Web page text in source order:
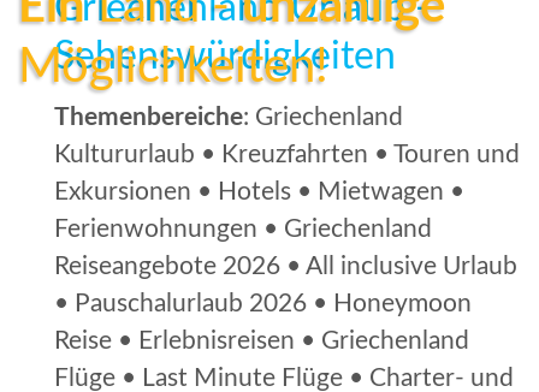
Möglichkeiten!
Griechenland Urlaub -
Sehenswürdigkeiten
Themenbereiche: Griechenland
Kultururlaub • Kreuzfahrten • Touren und
Exkursionen • Hotels • Mietwagen •
Ferienwohnungen • Griechenland
Reiseangebote 2026 • All inclusive Urlaub
• Pauschalurlaub 2026 • Honeymoon
Reise • Erlebnisreisen • Griechenland
Flüge • Last Minute Flüge • Charter- und